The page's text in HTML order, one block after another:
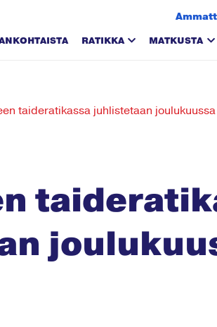
RATIKKA MATKUSTA
taideratikassa juhlistetaan